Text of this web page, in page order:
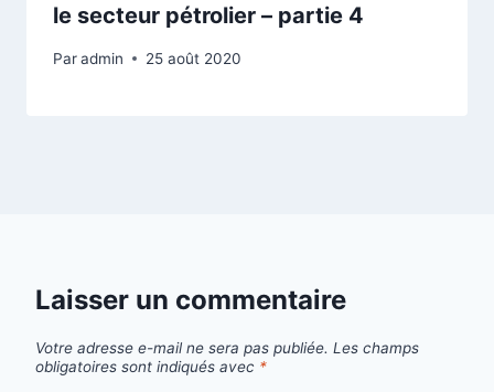
le secteur pétrolier – partie 4
Paradmin 25 août 2020
Laisser un commentaire
Votre adresse e-mail ne sera pas publiée. Les champs
obligatoires sont indiqués avec *